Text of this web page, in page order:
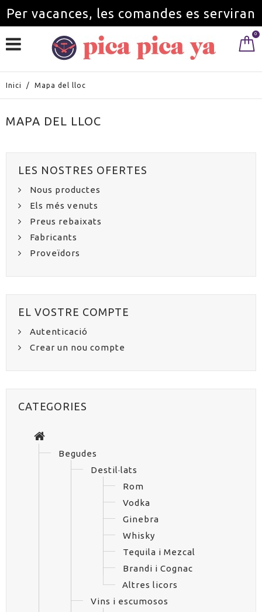
Per vacances, les comandes es serviran
a partir de l'1 de setembre.
0
Inici / Mapa del lloc
MAPA DEL LLOC
LES NOSTRES OFERTES
Nous productes
Els més venuts
Preus rebaixats
Fabricants
Proveïdors
EL VOSTRE COMPTE
Autenticació
Crear un nou compte
CATEGORIES
Begudes
Destil·lats
Rom
Vodka
Ginebra
Whisky
Tequila i Mezcal
Brandi i Cognac
Altres licors
Vins i escumosos